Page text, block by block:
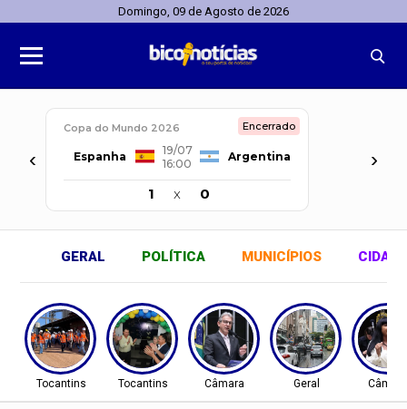
Domingo, 09 de Agosto de 2026
‹
Copa do Mundo 2026 Encerrado
Espanha
19/07
16:00
Argentina
1 x 0
›
GERAL POLÍTICA MUNICÍPIOS
Tocantins Tocantins Câmara Geral